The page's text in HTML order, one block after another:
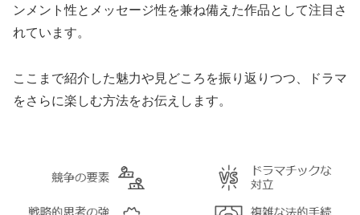
ンメント性とメッセージ性を兼ね備えた作品として注目さ
れています。
ここまで紹介した魅力や見どころを振り返りつつ、ドラマ
をさらに楽しむ方法をお伝えします。